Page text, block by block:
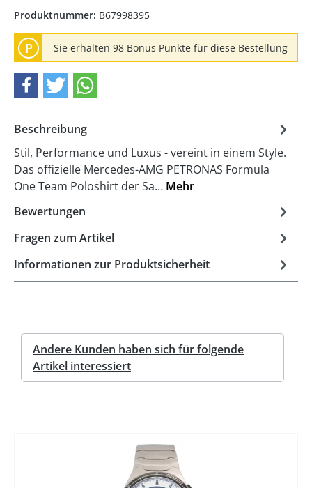
Produktnummer: B67998395
P Sie erhalten 98 Bonus Punkte für diese Bestellung
Beschreibung
Stil, Performance und Luxus - vereint in einem Style.
Das offizielle Mercedes-AMG PETRONAS Formula
One Team Poloshirt der Sa… Mehr
Bewertungen
Fragen zum Artikel
Informationen zur Produktsicherheit
Andere Kunden haben sich für folgende
Artikel interessiert